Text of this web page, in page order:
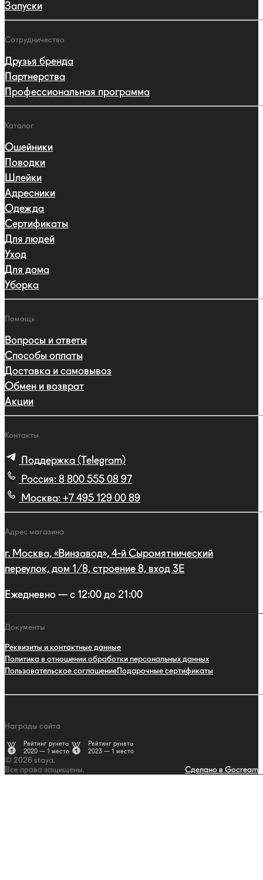
Запуски
Сотрудничество
Друзья бренда
Партнерства
Профессиональная программа
Каталог
Ошейники
Поводки
Шлейки
Адресники
Одежда
Сертификаты
Для людей
Уход
Для дома
Уборка
Помощь
Вопросы и ответы
Способы оплаты
Доставка и самовывоз
Обмен и возврат
Акции
Контакты
Поддержка (Telegram)
Россия: 8 800 555 08 97
Москва: +7 495 129 00 89
Адрес магазина
г. Москва, «Винзавод», 4-й Сыромятнический
переулок, дом 1/8, строение 8, вход 3E
Ежедневно — с 12:00 до 21:00
Документы
Реквизиты и контактные данные
Политика в отношении обработки персональных данных
Пользовательское соглашениеПодарочные сертификаты
Награды сайта
Рейтинг рунета
2020 — 1 место
Рейтинг рунета
2023 — 1 место
© 2026 staya.
Все права защищены.
Сделано в Gocream